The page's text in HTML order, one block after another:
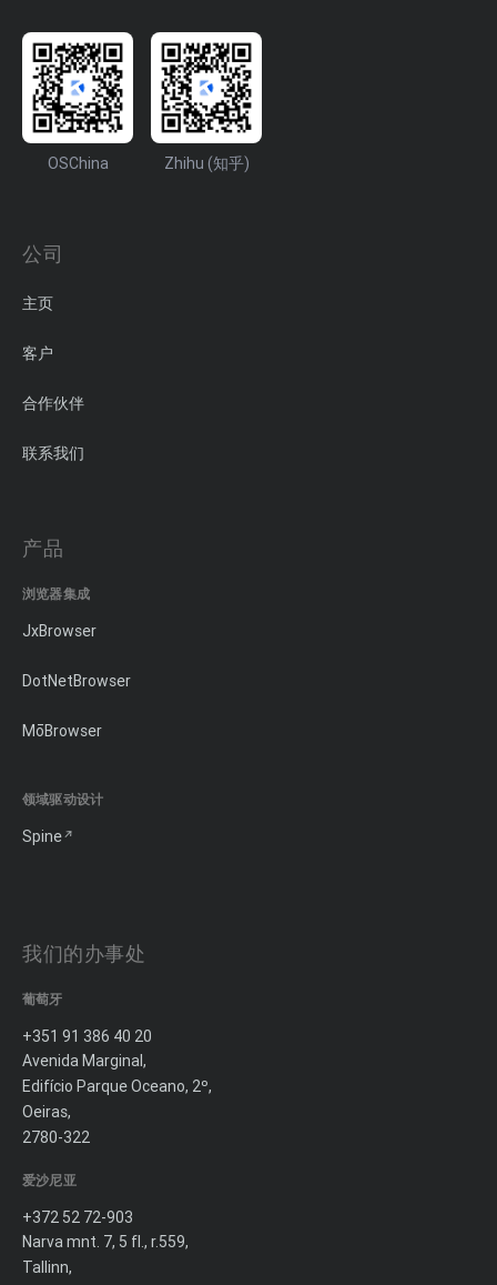
OSChina Zhihu (知乎)
公司
主页
客户
合作伙伴
联系我们
产品
浏览器集成
JxBrowser
DotNetBrowser
MōBrowser
领域驱动设计
Spine
我们的办事处
葡萄牙
+351 91 386 40 20
Avenida Marginal,
Edifício Parque Oceano, 2º,
Oeiras,
2780-322
爱沙尼亚
+372 52 72-903
Narva mnt. 7, 5 fl., r.559,
Tallinn,